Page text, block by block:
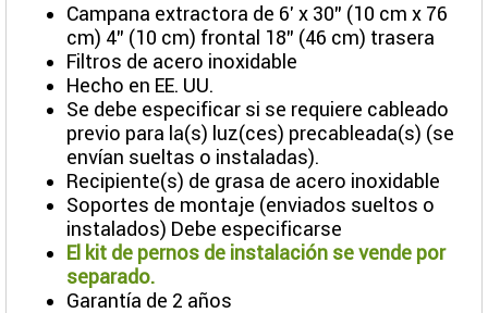
Campana extractora de 6' x 30" (10 cm x 76
cm) 4" (10 cm) frontal 18" (46 cm) trasera
Filtros de acero inoxidable
Hecho en EE. UU.
Se debe especificar si se requiere cableado
previo para la(s) luz(ces) precableada(s) (se
envían sueltas o instaladas).
Recipiente(s) de grasa de acero inoxidable
Soportes de montaje (enviados sueltos o
instalados) Debe especificarse
El kit de pernos de instalación se vende por
separado.
Garantía de 2 años